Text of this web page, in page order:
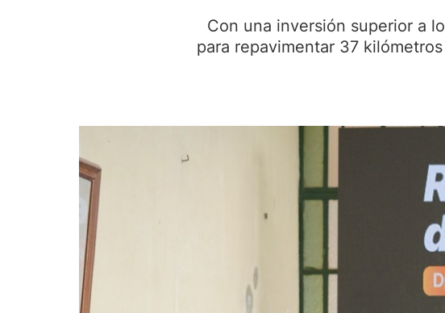
Con una inversión superior a
para repavimentar 37